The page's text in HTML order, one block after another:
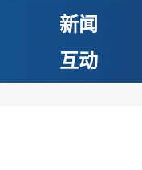
新闻
互动